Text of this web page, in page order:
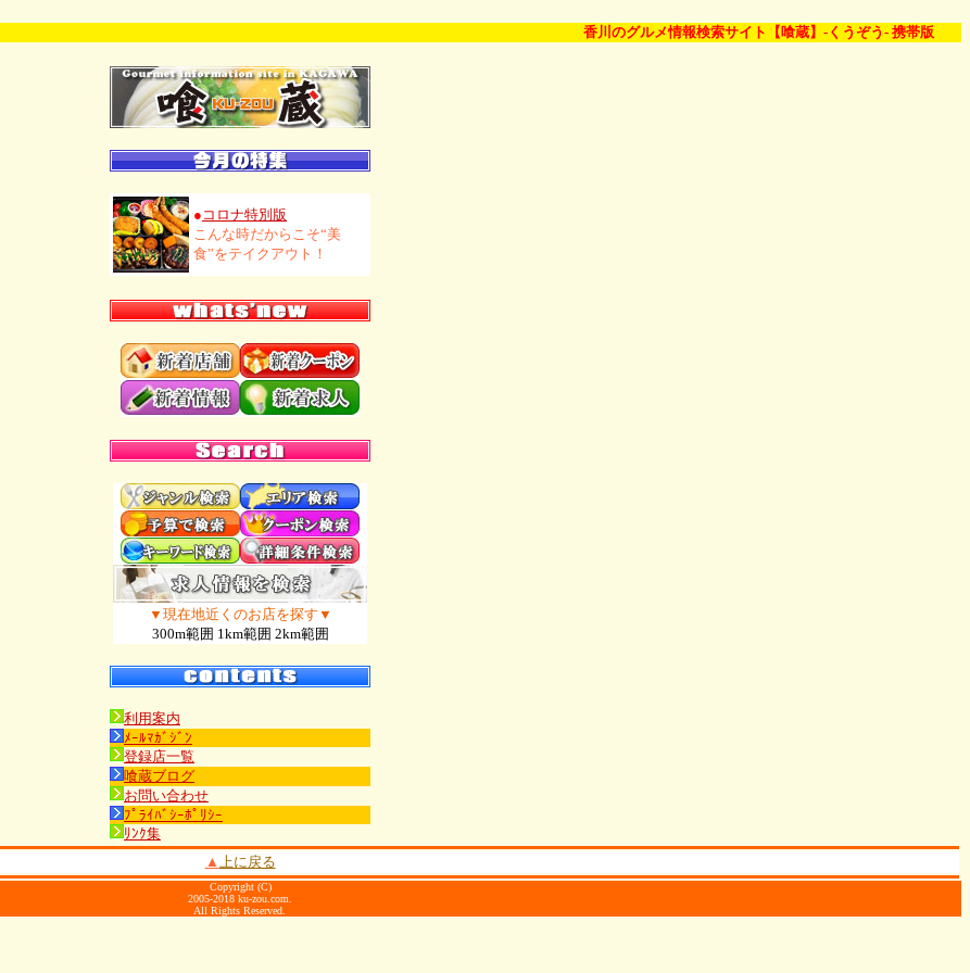
香川のグルメ情報検索サイト【喰蔵】-くうぞう- 携帯版
● コロナ特別版
こんな時だからこそ“美
食”をテイクアウト！
▼現在地近くのお店を探す▼
300m範囲 1km範囲 2km範囲
利用案内
ﾒｰﾙﾏｶﾞｼﾞﾝ
登録店一覧
喰蔵ブログ
お問い合わせ
ﾌﾟﾗｲﾊﾞｼｰﾎﾟﾘｼｰ
ﾘﾝｸ集
▲ 上に戻る
Copyright (C)
2005-2018 ku-zou.com.
All Rights Reserved.